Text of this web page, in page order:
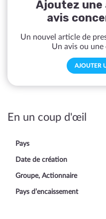
Ajoutez une
avis
Un nouvel article de
Un avis ou une
AJOUTER
En un coup d'œil
Pays
Date de création
Groupe, Actionnaire
Pays d’encaissement